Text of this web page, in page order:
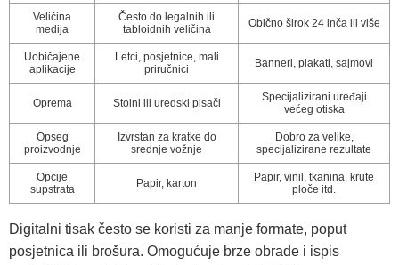
Veličina
medija
Često do legalnih ili
tabloidnih veličina
Obično širok 24 inča ili više
Uobičajene
aplikacije
Letci, posjetnice, mali
priručnici
Banneri, plakati, sajmovi
Oprema Stolni ili uredski pisači
Specijalizirani uređaji
većeg otiska
Opseg
proizvodnje
Izvrstan za kratke do
srednje vožnje
Dobro za velike,
specijalizirane rezultate
Opcije
supstrata
Papir, karton
Papir, vinil, tkanina, krute
ploče itd.
Digitalni tisak često se koristi za manje formate, poput
posjetnica ili brošura. Omogućuje brze obrade i ispis